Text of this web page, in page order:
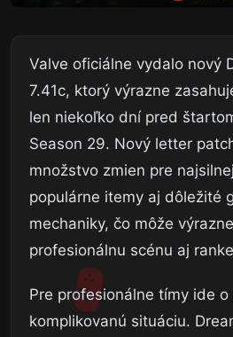
Valve oficiálne vydalo nový
7.41c, ktorý výrazne
len niekoľko dní pred
Season 29. Nový letter
množstvo zmien pre
populárne itemy aj dôležité
mechaniky, čo môže
profesionálnu scénu aj
Pre profesionálne tímy ide
komplikovanú situáciu.